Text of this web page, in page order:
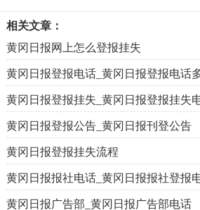
相关文章：
黄冈日报网上怎么登报挂失
黄冈日报登报电话_黄冈日报登报电话
黄冈日报登报挂失_黄冈日报登报挂失
黄冈日报登报公告_黄冈日报刊登公告
黄冈日报登报挂失流程
黄冈日报报社电话_黄冈日报报社登报
黄冈日报广告部_黄冈日报广告部电话